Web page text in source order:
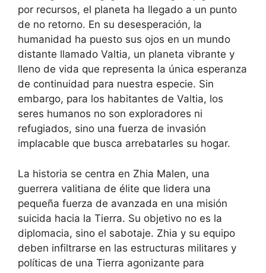
por recursos, el planeta ha llegado a un punto
de no retorno. En su desesperación, la
humanidad ha puesto sus ojos en un mundo
distante llamado Valtia, un planeta vibrante y
lleno de vida que representa la única esperanza
de continuidad para nuestra especie. Sin
embargo, para los habitantes de Valtia, los
seres humanos no son exploradores ni
refugiados, sino una fuerza de invasión
implacable que busca arrebatarles su hogar.
La historia se centra en Zhia Malen, una
guerrera valitiana de élite que lidera una
pequeña fuerza de avanzada en una misión
suicida hacia la Tierra. Su objetivo no es la
diplomacia, sino el sabotaje. Zhia y su equipo
deben infiltrarse en las estructuras militares y
políticas de una Tierra agonizante para